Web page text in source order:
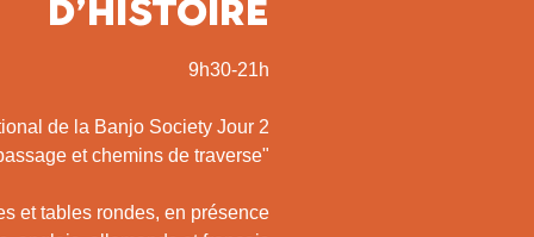
d’Histoire
9h30-21h
de la Banjo Society Jour 2
et chemins de traverse"
et tables rondes, en présence